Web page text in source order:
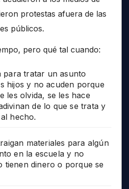
protestas afuera de las
públicos.
pero qué tal cuando:
para tratar un asunto
hijos y no acuden porque
les olvida, se les hace
de lo que se trata y
hecho.
materiales para algún
en la escuela y no
tienen dinero o porque se